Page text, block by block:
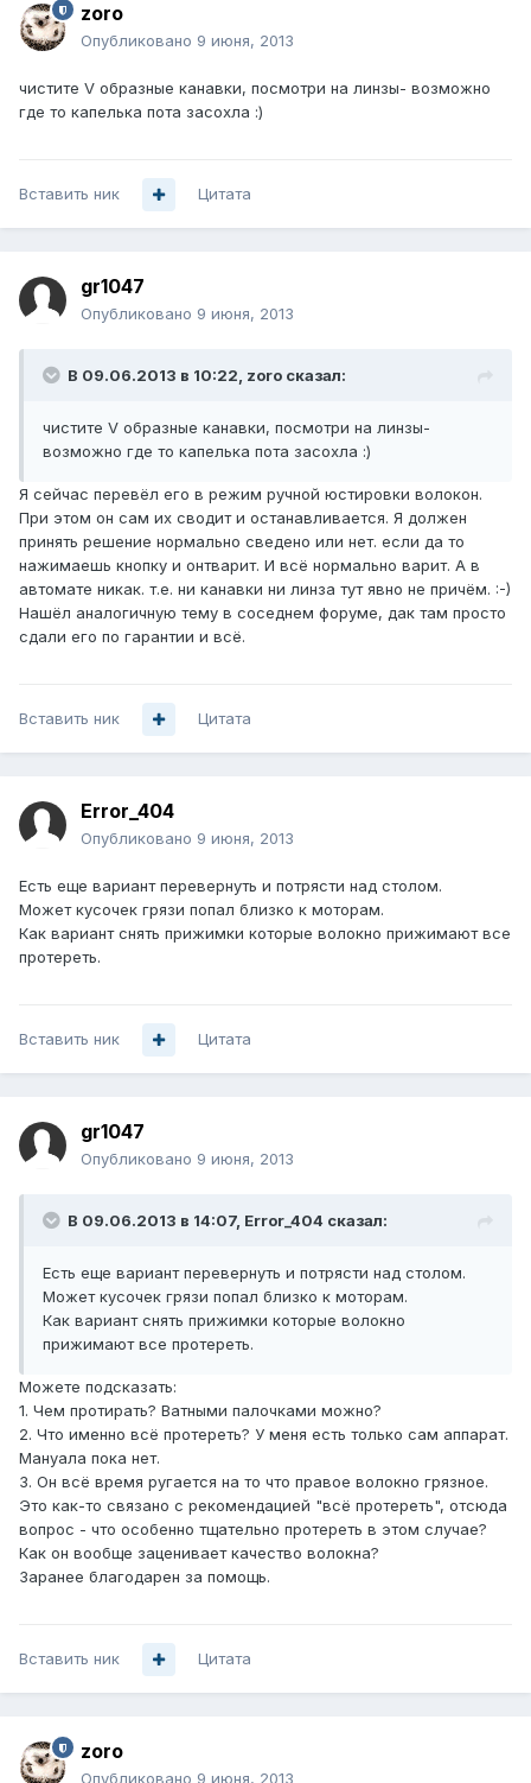
zoro
Опубликовано 9 июня, 2013
чистите V образные канавки, посмотри на линзы- возможно
где то капелька пота засохла :)
Вставить ник Цитата
gr1047
Опубликовано 9 июня, 2013
В 09.06.2013 в 10:22, zoro сказал:
чистите V образные канавки, посмотри на линзы-
возможно где то капелька пота засохла :)
Я сейчас перевёл его в режим ручной юстировки волокон.
При этом он сам их сводит и останавливается. Я должен
принять решение нормально сведено или нет. если да то
нажимаешь кнопку и онтварит. И всё нормально варит. А в
автомате никак. т.е. ни канавки ни линза тут явно не причём. :-)
Нашёл аналогичную тему в соседнем форуме, дак там просто
сдали его по гарантии и всё.
Вставить ник Цитата
Error_404
Опубликовано 9 июня, 2013
Есть еще вариант перевернуть и потрясти над столом.
Может кусочек грязи попал близко к моторам.
Как вариант снять прижимки которые волокно прижимают все
протереть.
Вставить ник Цитата
gr1047
Опубликовано 9 июня, 2013
В 09.06.2013 в 14:07, Error_404 сказал:
Есть еще вариант перевернуть и потрясти над столом.
Может кусочек грязи попал близко к моторам.
Как вариант снять прижимки которые волокно
прижимают все протереть.
Можете подсказать:
1. Чем протирать? Ватными палочками можно?
2. Что именно всё протереть? У меня есть только сам аппарат.
Мануала пока нет.
3. Он всё время ругается на то что правое волокно грязное.
Это как-то связано с рекомендацией "всё протереть", отсюда
вопрос - что особенно тщательно протереть в этом случае?
Как он вообще заценивает качество волокна?
Заранее благодарен за помощь.
Вставить ник Цитата
zoro
Опубликовано 9 июня, 2013